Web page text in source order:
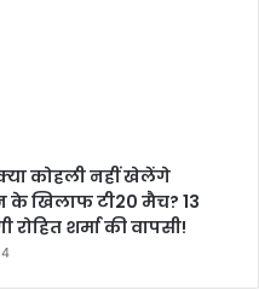
क्या कोहली नहीं खेलेंगे
के खिलाफ टी20 मैच? 13
रोहित शर्मा की वापसी!